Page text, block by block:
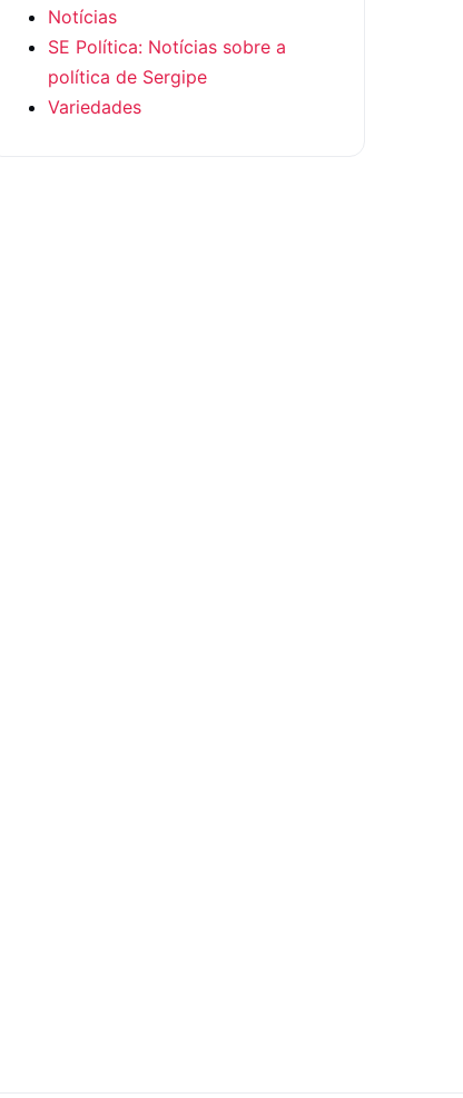
Notícias
SE Política: Notícias sobre a
política de Sergipe
Variedades